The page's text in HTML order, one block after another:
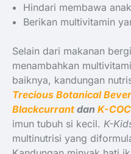
Hindari membawa
Berikan multivitamin
Selain dari makanan
menambahkan
baiknya, kandungan
Trecious Botanical
Blackcurrant dan K-
imun tubuh si kecil. K-
multinutrisi yang